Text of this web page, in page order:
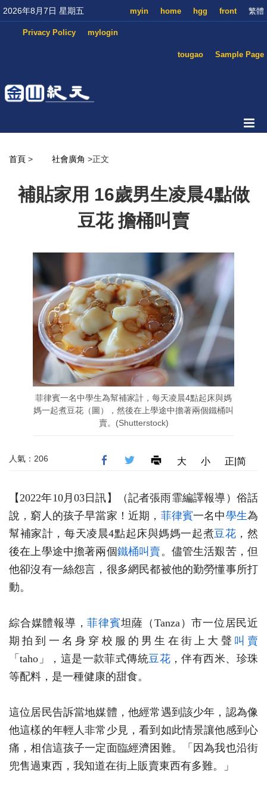
2026年8月7日 星期五 繁體
front
hgg
home
myin
mylogin
Privacy Policy
Sample Page
tougao
首頁 > 社會廣角 >正文
補貼家用 16歲男生凌晨4點做
豆花 擔桶叫賣
菲律賓一名中學生為幫補家計，每天凌晨4點起床與媽
媽一起煮豆花（圖），然後在上學途中擔著兩個鐵桶叫
賣。(Shutterstock)
人氣：206 大 小 正|简
【2022年10月03日訊】（記者張雨霏編譯報導）俗話
說，窮人的孩子早當家！近期， 菲律賓一名中學生為
幫補家計，每天凌晨4點起床與媽媽一起煮豆花 ，然
後在上學途中擔著兩個鐵桶叫賣。儘管生活艱苦，但
他卻沒有一絲怨言，很多網民都被他的勤勞懂事所打
動。
綜合媒體報導，菲律賓坦薩（Tanza）市一位居民近
期拍到一名身穿校服的男生在街上大聲 叫賣
「taho」，這是一款菲式傳統豆花 ，伴有西米、珍珠
等配料，是一種健康的甜食。
這位居民告訴當地媒體，他經常遇到該少年，認為像
他這樣的年輕人非常少見，看到如此情景讓他感到心
痛，相信這孩子一定面臨經濟困難。「因為我也沿街
兜售過東西，我知道在街上販賣東西有多難。」